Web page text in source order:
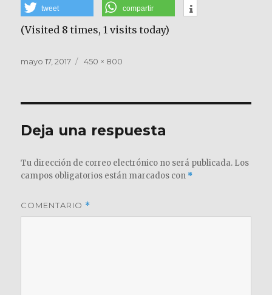
tweet compartir
(Visited 8 times, 1 visits today)
Publicado
mayo 17, 2017
Tamaño
450 × 800
Deja una respuesta
Tu dirección de correo electrónico no será publicada. Los
campos obligatorios están marcados con *
COMENTARIO *